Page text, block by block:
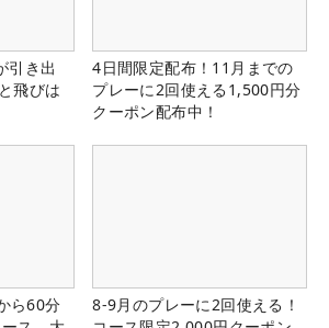
引き出
飛びは
4日間限定配布！11月までの
プレーに2回使える1,500円分
クーポン配布中！
ら60分
8-9月のプレーに2回使える！